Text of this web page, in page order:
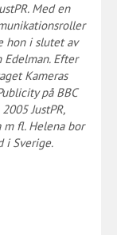
Med en
hon i slutet av
Efter
Kameras
på BBC
JustPR,
m fl. Helena bor
i Sverige.